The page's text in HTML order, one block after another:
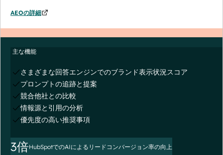
AEOの詳細
主な機能
さまざまな回答エンジンでのブランド表示状況スコア
プロンプトの追跡と提案
競合他社との比較
情報源と引用の分析
優先度の高い推奨事項
3倍HubSpotでのAIによるリードコンバージョン率の向上